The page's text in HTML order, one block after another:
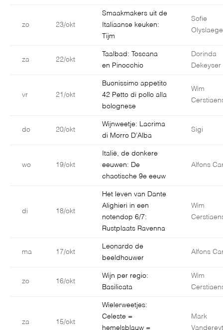
zo 23/okt
Smaakmakers uit de
Italiaanse keuken:
Tijm
Sofie
za 22/okt
Taalbad: Toscana
en Pinocchio
Dorinda
Dekeyser
vr 21/okt
Buonissimo appetito
42 Petto di pollo alla
bolognese
Wim
do 20/okt
Wijnweetje: Lacrima
di Morro D’Alba
Sigi
wo 19/okt
Italië, de donkere
eeuwen: De
chaotische 9e eeuw
Alfons
di 18/okt
Het leven van Dante
Alighieri in een
notendop 6/7:
Rustplaats Ravenna
Wim
ma 17/okt
Leonardo de
beeldhouwer
Alfons
zo 16/okt
Wijn per regio:
Basilicata
Wim
za 15/okt
Wielerweetjes:
Celeste =
hemelsblauw =
Mark
Vandereyt